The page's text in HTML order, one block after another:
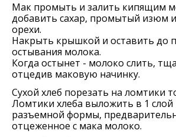
Мак промыть и залить кипящим
добавить сахар, промытый изюм
орехи.
Накрыть крышкой и оставить до
остывания молока.
Когда остынет - молоко слить,
отцедив маковую начинку.
Сухой хлеб порезать на ломтики
Ломтики хлеба выложить в 1 слой
разъемной формы,
отцеженное с мака молоко.